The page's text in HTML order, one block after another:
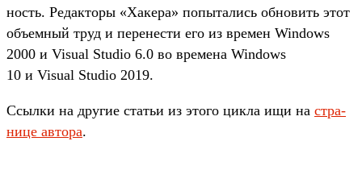
ность. Редак­торы «Хакера» попыта­лись обно­вить этот
объ­емный труд и перенес­ти его из вре­мен Windows
2000 и Visual Studio 6.0 во вре­мена Windows
10 и Visual Studio 2019.
Ссыл­ки на дру­гие статьи из это­го цик­ла ищи на стра­
нице авто­ра.